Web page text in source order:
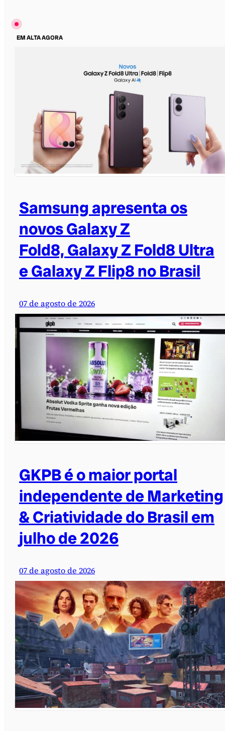
EM ALTA AGORA
Samsung apresenta os
novos Galaxy Z
Fold8, Galaxy Z Fold8 Ultra
e Galaxy Z Flip8 no Brasil
07 de agosto de 2026
GKPB é o maior portal
independente de Marketing
& Criatividade do Brasil em
julho de 2026
07 de agosto de 2026